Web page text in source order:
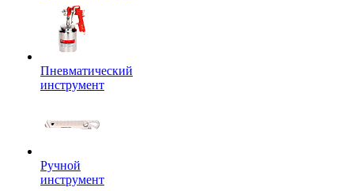
Пневматический
инструмент
Ручной
инструмент